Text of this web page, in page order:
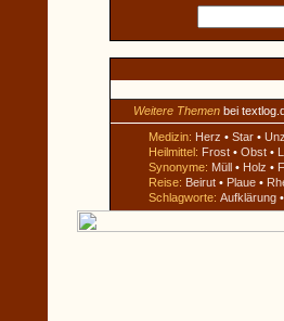
Weitere Themen bei
Medizin: Herz • Star •
Heilmittel: Frost • Obst •
Synonyme: Müll • Holz •
Reise: Beirut • Plaue •
Schlagworte: Aufklärung